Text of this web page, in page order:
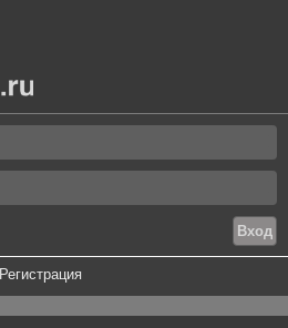
Регистрация